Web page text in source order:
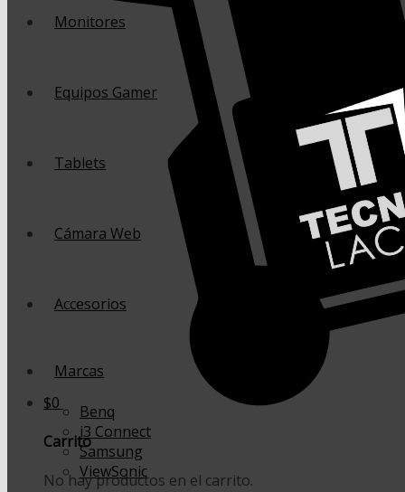
$0
Carrito
No hay productos en el carrito.
Monitores
Equipos Gamer
Tablets
Cámara Web
Accesorios
Marcas
Benq
i3 Connect
Samsung
ViewSonic